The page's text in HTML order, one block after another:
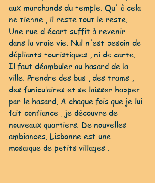
aux marchands du temple. Qu' à cela
ne tienne , il reste tout le reste.
Une rue d'écart suffit à revenir
dans la vraie vie. Nul n'est besoin de
dépliants touristiques , ni de carte.
Il faut déambuler au hasard de la
ville. Prendre des bus , des trams ,
des funiculaires et se laisser happer
par le hasard. A chaque fois que je lui
fait confiance , je découvre de
nouveaux quartiers. De nouvelles
ambiances. Lisbonne est une
mosaïque de petits villages .